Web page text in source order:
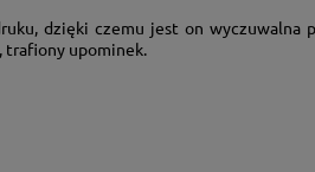
dzięki czemu jest on
trafiony upominek.